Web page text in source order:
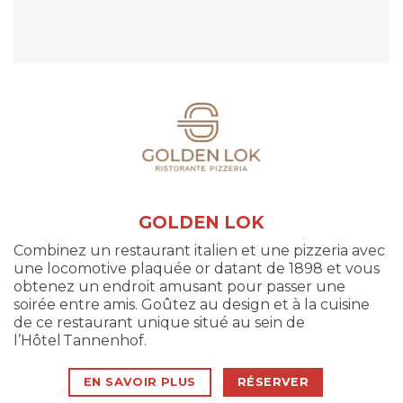
GOLDEN LOK
Combinez un restaurant italien et une pizzeria avec
une locomotive plaquée or datant de 1898 et vous
obtenez un endroit amusant pour passer une
soirée entre amis. Goûtez au design et à la cuisine
de ce restaurant unique situé au sein de
l’Hôtel Tannenhof.
EN SAVOIR PLUS RÉSERVER